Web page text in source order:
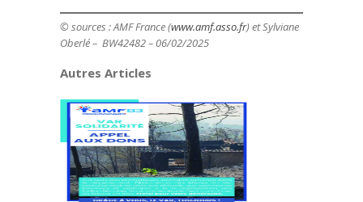
© sources : AMF France (www.amf.asso.fr) et Sylviane
Oberlé – BW42482 – 06/02/2025
Autres Articles